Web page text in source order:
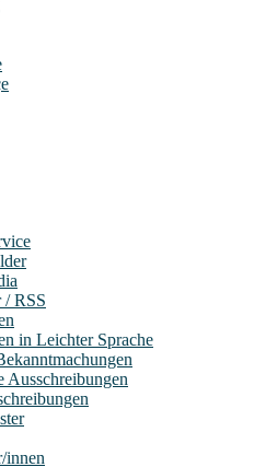
/ RSS
in Leichter Sprache
Ausschreibungen
innen